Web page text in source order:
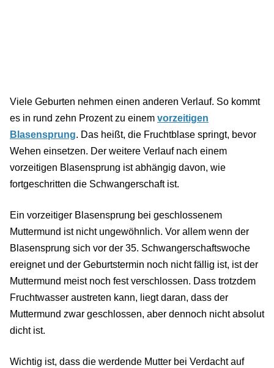
Viele Geburten nehmen einen anderen Verlauf. So kommt
es in rund zehn Prozent zu einem vorzeitigen
Blasensprung. Das heißt, die Fruchtblase springt, bevor
Wehen einsetzen. Der weitere Verlauf nach einem
vorzeitigen Blasensprung ist abhängig davon, wie
fortgeschritten die Schwangerschaft ist.
Ein vorzeitiger Blasensprung bei geschlossenem
Muttermund ist nicht ungewöhnlich. Vor allem wenn der
Blasensprung sich vor der 35. Schwangerschaftswoche
ereignet und der Geburtstermin noch nicht fällig ist, ist der
Muttermund meist noch fest verschlossen. Dass trotzdem
Fruchtwasser austreten kann, liegt daran, dass der
Muttermund zwar geschlossen, aber dennoch nicht absolut
dicht ist.
Wichtig ist, dass die werdende Mutter bei Verdacht auf